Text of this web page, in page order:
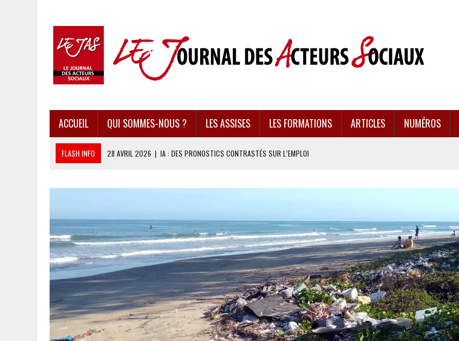
ACCUEIL QUI SOMMES-NOUS ? LES ASSISES LES FORMATIONS ARTICLES NUMÉROS
FLASH INFO 28 AVRIL 2026 | IA : DES PRONOSTICS CONTRASTÉS SUR L’EMPLOI
28 AVRIL 2026 | CARAÏBES : LES RÉCIFS CORALLIENS AU BORD DE L’EFFONDREMENT